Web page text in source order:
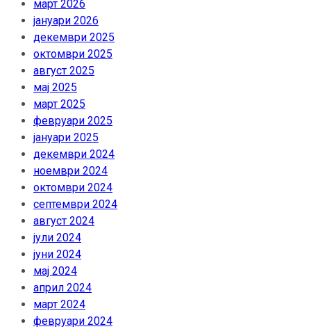
март 2026
јануари 2026
декември 2025
октомври 2025
август 2025
мај 2025
март 2025
февруари 2025
јануари 2025
декември 2024
ноември 2024
октомври 2024
септември 2024
август 2024
јули 2024
јуни 2024
мај 2024
април 2024
март 2024
февруари 2024